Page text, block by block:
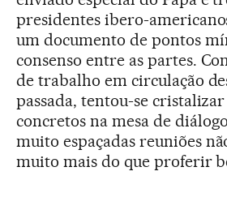
presidentes ibero-
um documento de pontos
consenso entre as partes.
de trabalho em circulação
passada, tentou-se
concretos na mesa de
muito espaçadas reuniões
muito mais do que proferir